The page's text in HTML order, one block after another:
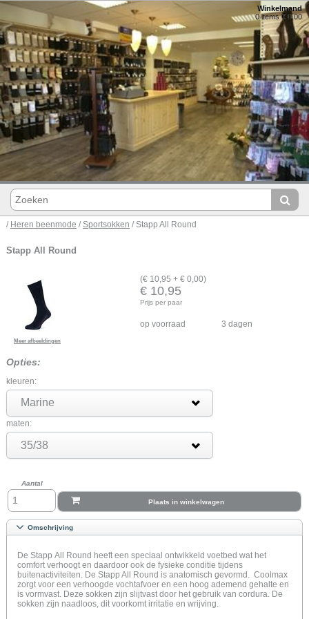
Winkelmand
0 items € 0,00
/ Heren beenmode /Sportsokken / Stapp All Round
Stapp All Round
Meer afbeeldingen
(€ 10,95 + € 0,00)
€ 10,95
Prijs per paar
op voorraad 3 dagen
Opties:
kleuren:
Marine
maten:
35/38
Aantal
Plaats in winkelwagen
Omschrijving
De Stapp All Round heeft een speciaal ontwikkeld voetbed wat het
comfort verhoogt en daardoor ook de fysieke conditie tijdens
buitenactiviteiten. De Stapp All Round is anatomisch gevormd. Coolmax
zorgt voor een verhoogde vochtafvoer en een hoog ademend gehalte en
is vormvast. Deze sokken zijn slijtvast door het gebruik van cordura. De
sokken zijn naadloos, dit voorkomt irritatie en wrijving.